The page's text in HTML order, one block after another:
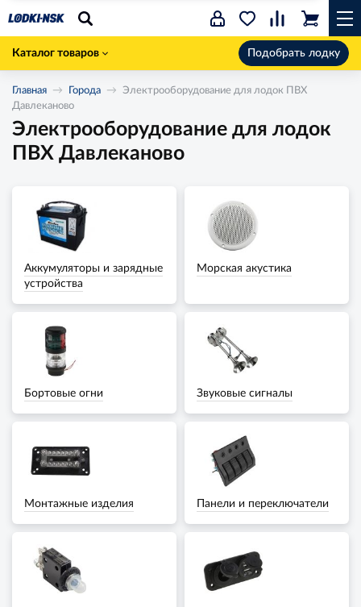
Каталог товаров Подобрать лодку
Главная Города
Электрооборудование для лодок ПВХ
Давлеканово
Электрооборудование для лодок
ПВХ Давлеканово
Аккумуляторы и зарядные
устройства
Морская акустика
Бортовые огни Звуковые сигналы
Монтажные изделия Панели и переключатели